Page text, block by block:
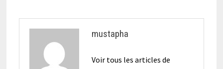
mustapha
Voir tous les articles de